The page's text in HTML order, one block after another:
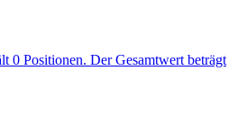
0 Positionen. Der Gesamtwert beträgt